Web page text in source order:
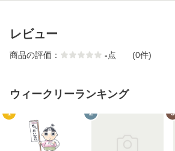
レビュー
商品の評価： -点 (0件)
ウィークリーランキング
1 2 3